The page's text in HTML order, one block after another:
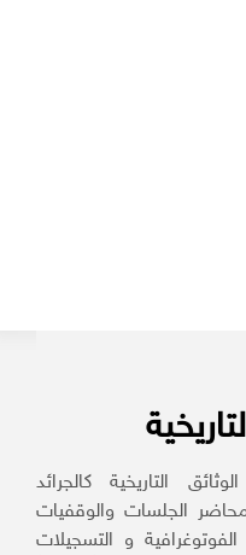
التاريخية كالجرائد
الجلسات والوقفيات
و التسجيلات